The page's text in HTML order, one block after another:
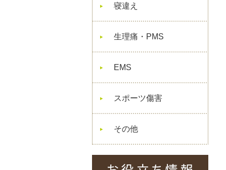
寝違え
生理痛・PMS
EMS
スポーツ傷害
その他